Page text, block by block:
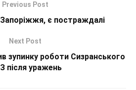
Previous Post
є постраждалі
Next Post
зупинку роботи Сизранського
після уражень